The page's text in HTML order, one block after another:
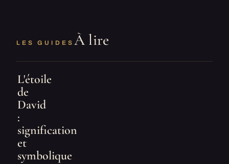
LES GUIDES À lire
L'étoile
de
David
:
signification
et
symbolique